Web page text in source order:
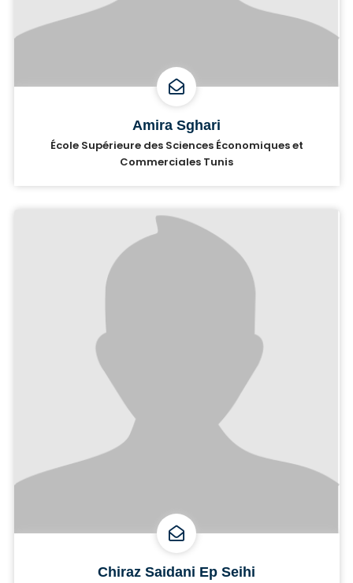
Amira Sghari
École Supérieure des Sciences Économiques et
Commerciales Tunis
Chiraz Saidani Ep Seihi